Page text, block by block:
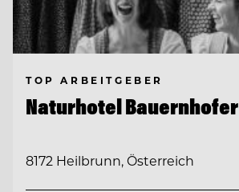
TOP ARBEITGEBER
Naturhotel Bauernhofer
8172 Heilbrunn, Österreich